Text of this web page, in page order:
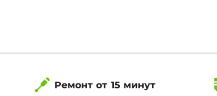
Ремонт от 15 минут